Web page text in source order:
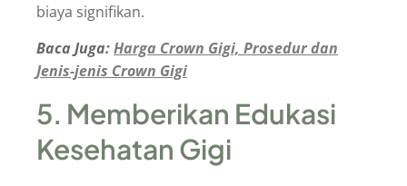
biaya signifikan.
Baca Juga:Harga Crown Gigi, Prosedur dan
Jenis-jenis Crown Gigi
5. Memberikan Edukasi
Kesehatan Gigi